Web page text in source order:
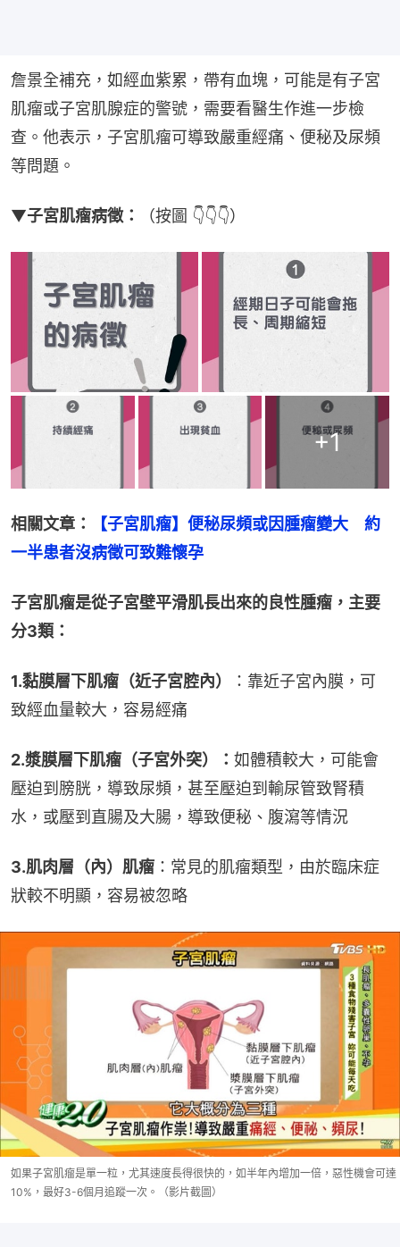
詹景全補充，如經血紫累，帶有血塊，可能是有子宮
肌瘤或子宮肌腺症的警號，需要看醫生作進一步檢
查。他表示，子宮肌瘤可導致嚴重經痛、便秘及尿頻
等問題。
▼子宮肌瘤病徵： （按圖 👇👇👇）
+1
相關文章：
【子宮肌瘤】便秘尿頻或因腫瘤變大　約
一半患者沒病徵可致難懷孕
子宮肌瘤是從子宮壁平滑肌長出來的良性腫瘤，主要
分3類：
1.黏膜層下肌瘤（近子宮腔內）
：靠近子宮內膜，可
致經血量較大，容易經痛
2.漿膜層下肌瘤（子宮外突）： 如體積較大，可能會
壓迫到膀胱，導致尿頻，甚至壓迫到輸尿管致腎積
水，或壓到直腸及大腸，導致便秘、腹瀉等情況
3.肌肉層（內）肌瘤 ：常見的肌瘤類型，由於臨床症
狀較不明顯，容易被忽略
如果子宮肌瘤是單一粒，尤其速度長得很快的，如半年內增加一倍，惡性機會可達
10%，最好3-6個月追蹤一次。（影片截圖）